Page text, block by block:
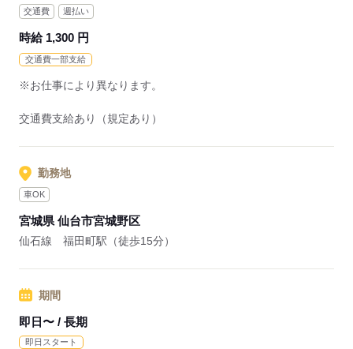
交通費 週払い
時給 1,300 円
交通費一部支給
※お仕事により異なります。
交通費支給あり（規定あり）
勤務地
車OK
宮城県 仙台市宮城野区
仙石線 福田町駅（徒歩15分）
期間
即日〜 / 長期
即日スタート